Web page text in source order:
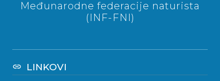
Međunarodne federacije naturista
(INF-FNI)
link LINKOVI